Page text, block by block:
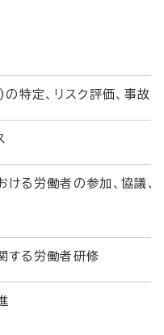
特定、リスク評価、事故
る労働者の参加、協議、
する労働者研修